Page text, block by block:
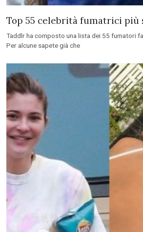
Top 55 celebrità fumatrici più
Taddlr ha composto una lista dei 55 fumatori
Per alcune sapete già che